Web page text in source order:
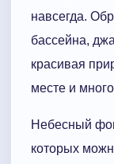
навсегда.
бассейна,
красивая
месте и
Небесный
которых